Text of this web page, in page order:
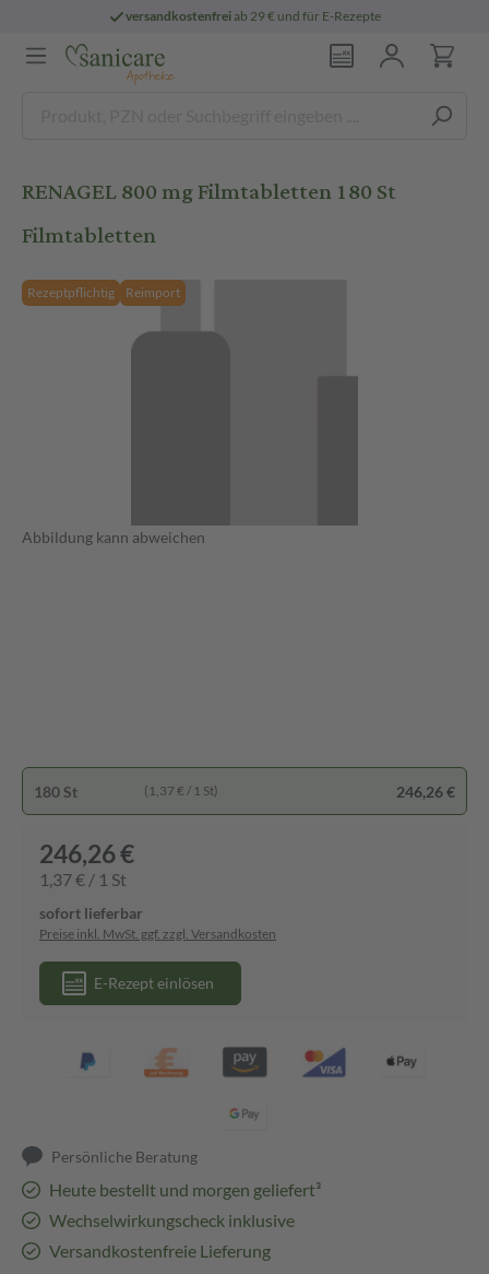
versandkostenfreiab 29 € und für E-Rezepte
RENAGEL 800 mg Filmtabletten 180 St
Filmtabletten
Rezeptpflichtig Reimport
Abbildung kann abweichen
180 St (1,37 € / 1 St) 246,26 €
246,26 €
1,37 € / 1 St
sofort lieferbar
Preise inkl. MwSt. ggf. zzgl. Versandkosten
E-Rezept einlösen
Persönliche Beratung
Heute bestellt und morgen geliefert³
Wechselwirkungscheck inklusive
Versandkostenfreie Lieferung